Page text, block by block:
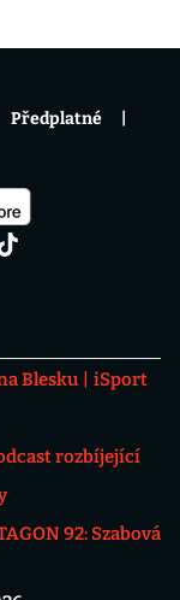
Blesku
iSport
rozbíjející
92: Szabová
Předplatné